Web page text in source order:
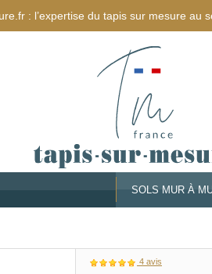
: l’expertise du tapis sur mesure au
SOLS MUR À
4 avis